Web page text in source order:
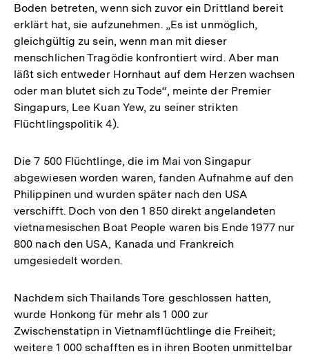
Boden betreten, wenn sich zuvor ein Drittland bereit
erklärt hat, sie aufzunehmen. „Es ist unmöglich,
gleichgültig zu sein, wenn man mit dieser
menschlichen Tragödie konfrontiert wird. Aber man
läßt sich entweder Hornhaut auf dem Herzen wachsen
oder man blutet sich zu Tode“, meinte der Premier
Singapurs, Lee Kuan Yew, zu seiner strikten
Flüchtlingspolitik 4).
Die 7 500 Flüchtlinge, die im Mai von Singapur
abgewiesen worden waren, fanden Aufnahme auf den
Philippinen und wurden später nach den USA
verschifft. Doch von den 1 850 direkt angelandeten
vietnamesischen Boat People waren bis Ende 1977 nur
800 nach den USA, Kanada und Frankreich
umgesiedelt worden.
Nachdem sich Thailands Tore geschlossen hatten,
wurde Honkong für mehr als 1 000 zur
Zwischenstatipn in Vietnamflüchtlinge die Freiheit;
weitere 1 000 schafften es in ihren Booten unmittelbar